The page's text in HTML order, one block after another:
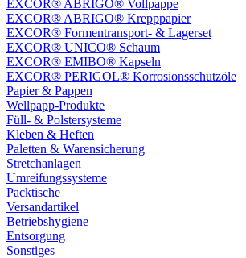
EXCOR® ABRIGO® Vollpappe
EXCOR® ABRIGO® Krepppapier
EXCOR® Formentransport- & Lagerset
EXCOR® UNICO® Schaum
EXCOR® EMIBO® Kapseln
EXCOR® PERIGOL® Korrosionsschutzöle
Papier & Pappen
Wellpapp-Produkte
Füll- & Polstersysteme
Kleben & Heften
Paletten & Warensicherung
Stretchanlagen
Umreifungssysteme
Packtische
Versandartikel
Betriebshygiene
Entsorgung
Sonstiges